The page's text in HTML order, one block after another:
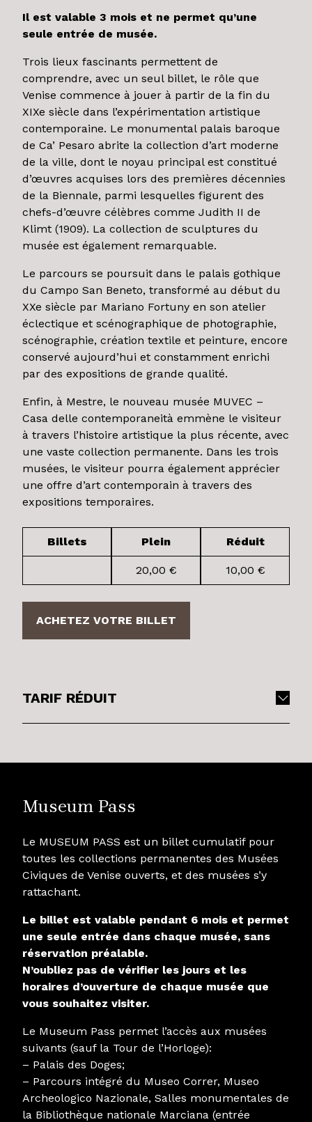
Il est valable 3 mois et ne permet qu’une
seule entrée de musée.
Trois lieux fascinants permettent de
comprendre, avec un seul billet, le rôle que
Venise commence à jouer à partir de la fin du
XIXe siècle dans l’expérimentation artistique
contemporaine. Le monumental palais baroque
de Ca’ Pesaro abrite la collection d’art moderne
de la ville, dont le noyau principal est constitué
d’œuvres acquises lors des premières décennies
de la Biennale, parmi lesquelles figurent des
chefs-d’œuvre célèbres comme Judith II de
Klimt (1909). La collection de sculptures du
musée est également remarquable.
Le parcours se poursuit dans le palais gothique
du Campo San Beneto, transformé au début du
XXe siècle par Mariano Fortuny en son atelier
éclectique et scénographique de photographie,
scénographie, création textile et peinture, encore
conservé aujourd’hui et constamment enrichi
par des expositions de grande qualité.
Enfin, à Mestre, le nouveau musée MUVEC –
Casa delle contemporaneità emmène le visiteur
à travers l’histoire artistique la plus récente, avec
une vaste collection permanente. Dans les trois
musées, le visiteur pourra également apprécier
une offre d’art contemporain à travers des
expositions temporaires.
Billets Plein Réduit
20,00 € 10,00 €
ACHETEZ VOTRE BILLET
TARIF RÉDUIT
Museum Pass
Le MUSEUM PASS est un billet cumulatif pour
toutes les collections permanentes des Musées
Civiques de Venise ouverts, et des musées s’y
rattachant.
Le billet est valable pendant 6 mois et permet
une seule entrée dans chaque musée, sans
réservation préalable.
N’oubliez pas de vérifier les jours et les
horaires d’ouverture de chaque musée que
vous souhaitez visiter.
Le Museum Pass permet l’accès aux musées
suivants (sauf la Tour de l’Horloge):
– Palais des Doges;
– Parcours intégré du Museo Correr, Museo
Archeologico Nazionale, Salles monumentales de
la Bibliothèque nationale Marciana (entrée